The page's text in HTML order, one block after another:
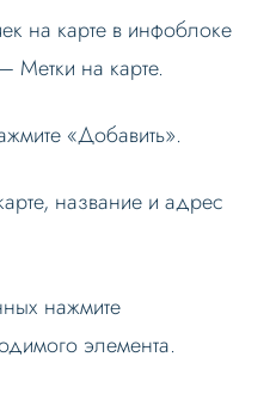
блока связанных
страницы
на карте в инфоблоке
Метки на карте.
«Добавить».
название и адрес
нажмите
элемента.